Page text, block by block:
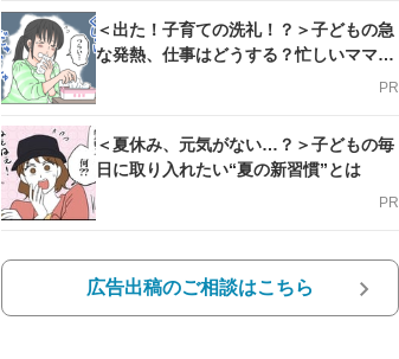
＜出た！子育ての洗礼！？＞子どもの急
な発熱、仕事はどうする？忙しいママを
PR
＜夏休み、元気がない…？＞子どもの毎
日に取り入れたい“夏の新習慣”とは
PR
広告出稿のご相談はこちら